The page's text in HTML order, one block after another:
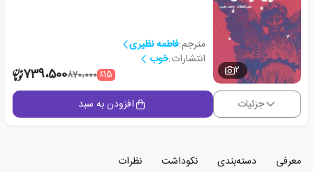
2
مترجم:فاطمه نظیری
انتشارات:خوب
٪15870،000739،500
جزئیات افزودن به سبد
معرفی دسته‌بندی نکوداشت
نظرات